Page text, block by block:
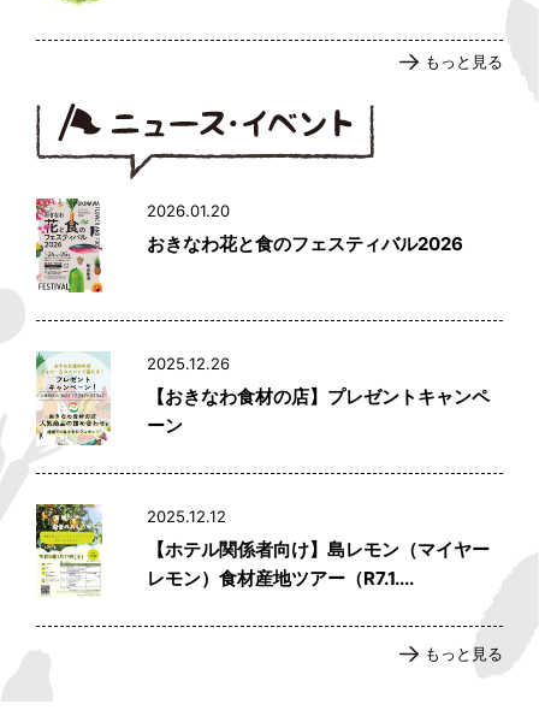
もっと見る
2026.01.20
おきなわ花と食のフェスティバル2026
2025.12.26
【おきなわ食材の店】プレゼントキャンペ
ーン
2025.12.12
【ホテル関係者向け】島レモン（マイヤー
レモン）食材産地ツアー（R7.1....
もっと見る